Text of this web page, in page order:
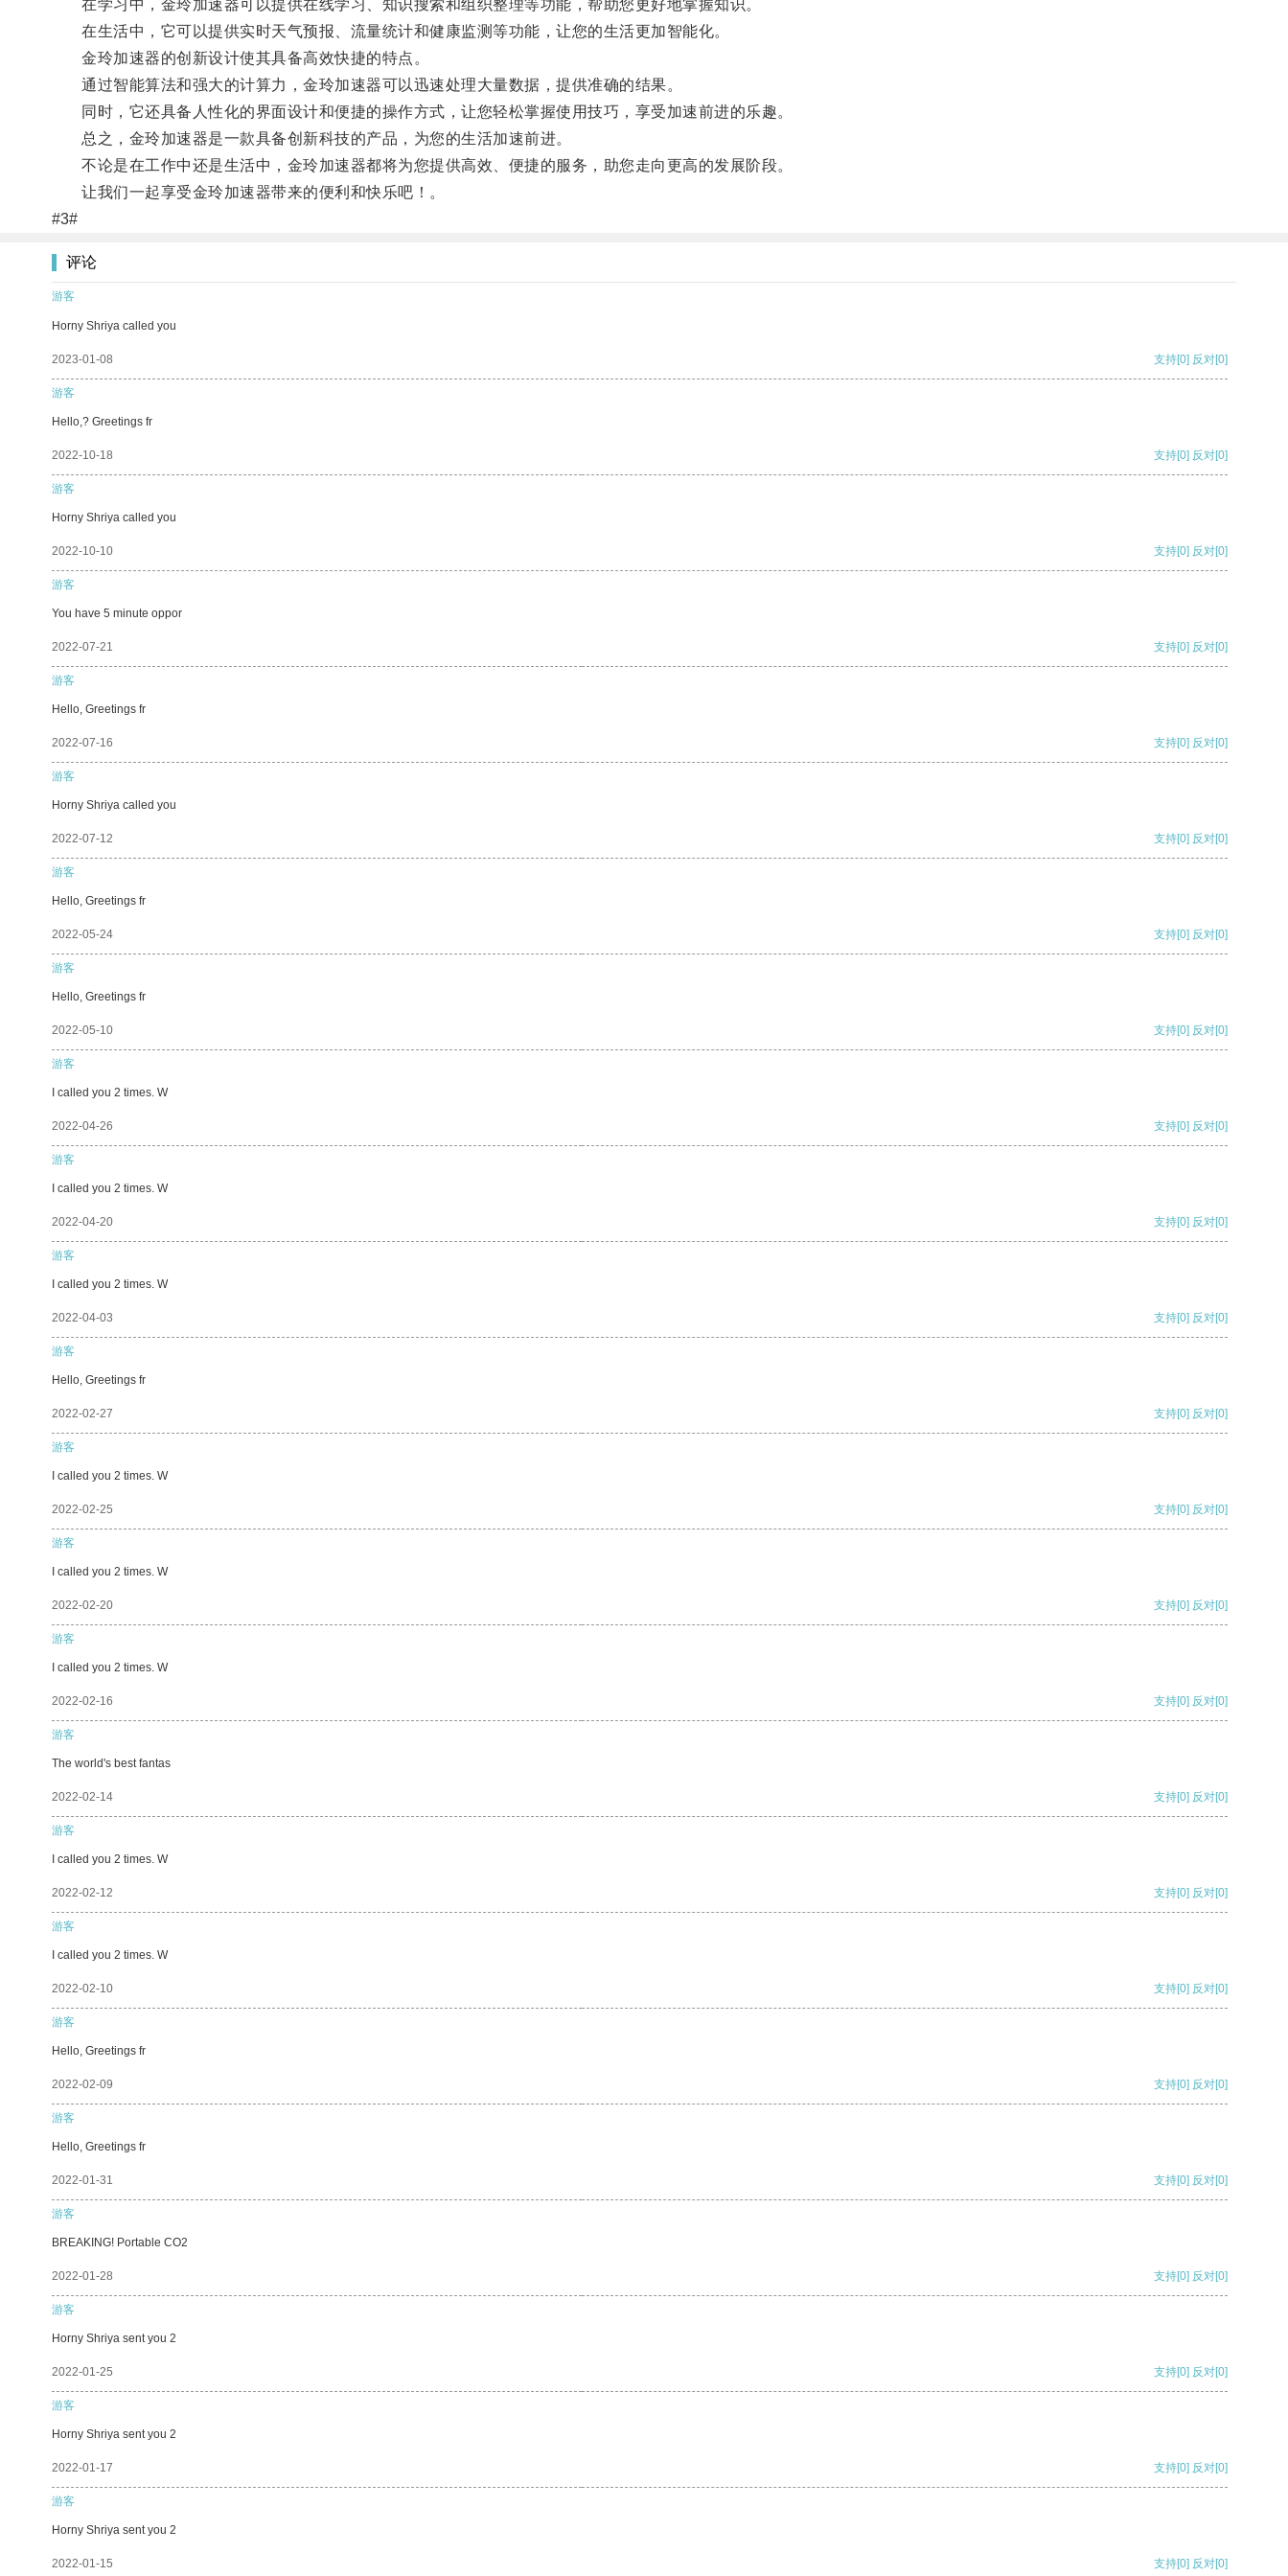
在学习中，金玲加速器可以提供在线学习、知识搜索和组织整理等功能，帮助您更好地掌握知识。
在生活中，它可以提供实时天气预报、流量统计和健康监测等功能，让您的生活更加智能化。
金玲加速器的创新设计使其具备高效快捷的特点。
通过智能算法和强大的计算力，金玲加速器可以迅速处理大量数据，提供准确的结果。
同时，它还具备人性化的界面设计和便捷的操作方式，让您轻松掌握使用技巧，享受加速前进的乐趣。
总之，金玲加速器是一款具备创新科技的产品，为您的生活加速前进。
不论是在工作中还是生活中，金玲加速器都将为您提供高效、便捷的服务，助您走向更高的发展阶段。
让我们一起享受金玲加速器带来的便利和快乐吧！。
#3#
评论
游客
Horny Shriya called you
2023-01-08 支持[0] 反对[0]
游客
Hello,? Greetings fr
2022-10-18 支持[0] 反对[0]
游客
Horny Shriya called you
2022-10-10 支持[0] 反对[0]
游客
You have 5 minute oppor
2022-07-21 支持[0] 反对[0]
游客
Hello, Greetings fr
2022-07-16 支持[0] 反对[0]
游客
Horny Shriya called you
2022-07-12 支持[0] 反对[0]
游客
Hello, Greetings fr
2022-05-24 支持[0] 反对[0]
游客
Hello, Greetings fr
2022-05-10 支持[0] 反对[0]
游客
I called you 2 times. W
2022-04-26 支持[0] 反对[0]
游客
I called you 2 times. W
2022-04-20 支持[0] 反对[0]
游客
I called you 2 times. W
2022-04-03 支持[0] 反对[0]
游客
Hello, Greetings fr
2022-02-27 支持[0] 反对[0]
游客
I called you 2 times. W
2022-02-25 支持[0] 反对[0]
游客
I called you 2 times. W
2022-02-20 支持[0] 反对[0]
游客
I called you 2 times. W
2022-02-16 支持[0] 反对[0]
游客
The world's best fantas
2022-02-14 支持[0] 反对[0]
游客
I called you 2 times. W
2022-02-12 支持[0] 反对[0]
游客
I called you 2 times. W
2022-02-10 支持[0] 反对[0]
游客
Hello, Greetings fr
2022-02-09 支持[0] 反对[0]
游客
Hello, Greetings fr
2022-01-31 支持[0] 反对[0]
游客
BREAKING! Portable CO2
2022-01-28 支持[0] 反对[0]
游客
Horny Shriya sent you 2
2022-01-25 支持[0] 反对[0]
游客
Horny Shriya sent you 2
2022-01-17 支持[0] 反对[0]
游客
Horny Shriya sent you 2
2022-01-15 支持[0] 反对[0]